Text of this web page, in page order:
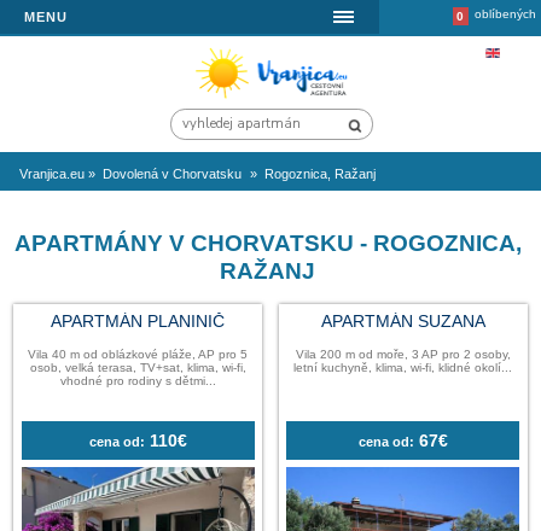
MENU
APARTMÁNY V CHORVATSKU -
RAŽANJ
Vila 40 m od oblázkové pláže, AP pro 5
vhodné pro rodiny s dětmi...
Vila 200 m od moře, 3